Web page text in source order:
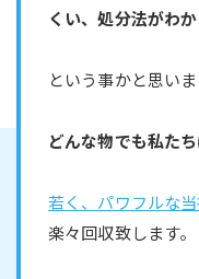
くい、処分法がわ
という事かと思いま
どんな物でも私た
若く、パワフルな
楽々回収致します。